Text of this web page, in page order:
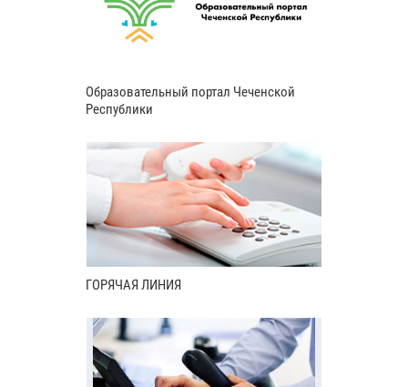
Образовательный портал Чеченской
Республики
ГОРЯЧАЯ ЛИНИЯ